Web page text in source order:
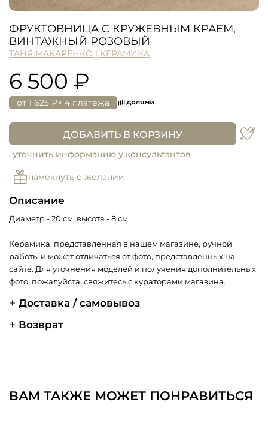
ФРУКТОВНИЦА С КРУЖЕВНЫМ КРАЕМ,
ВИНТАЖНЫЙ РОЗОВЫЙ
ТАНЯ МАКАРЕНКО | КЕРАМИКА
6 500 ₽
от 1 625 ₽× 4 платежа
ДОБАВИТЬ В КОРЗИНУ
уточнить информацию у консультантов
намекнуть о желании
Описание
Диаметр - 20 см, высота - 8 см.
Керамика, представленная в нашем магазине, ручной
работы и может отличаться от фото, представленных на
сайте. Для уточнения моделей и получения дополнительных
фото, пожалуйста, свяжитесь с кураторами магазина.
Доставка / самовывоз
Возврат
ВАМ ТАКЖЕ МОЖЕТ ПОНРАВИТЬСЯ